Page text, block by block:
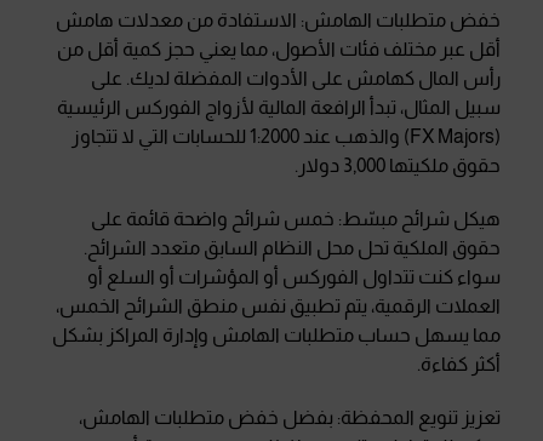
خفض متطلبات الهامش: الاستفادة من معدلات هامش
أقل عبر مختلف فئات الأصول، مما يعني حجز كمية أقل من
رأس المال كهامش على الأدوات المفضلة لديك. على
سبيل المثال، تبدأ الرافعة المالية لأزواج الفوركس الرئيسية
(FX Majors) والذهب عند 1:2000 للحسابات التي لا تتجاوز
حقوق ملكيتها 3,000 دولار.
هيكل شرائح مبسّط: خمس شرائح واضحة قائمة على
حقوق الملكية تحل محل النظام السابق متعدد الشرائح.
سواء كنت تتداول الفوركس أو المؤشرات أو السلع أو
العملات الرقمية، يتم تطبيق نفس منطق الشرائح الخمس،
مما يسهل حساب متطلبات الهامش وإدارة المراكز بشكل
أكثر كفاءة.
تعزيز تنويع المحفظة: بفضل خفض متطلبات الهامش،